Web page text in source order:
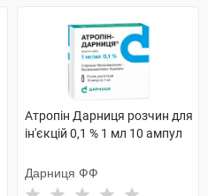
Атропін Дарниця розчин для
ін'єкцій 0,1 % 1 мл 10 ампул
Дарниця ФФ